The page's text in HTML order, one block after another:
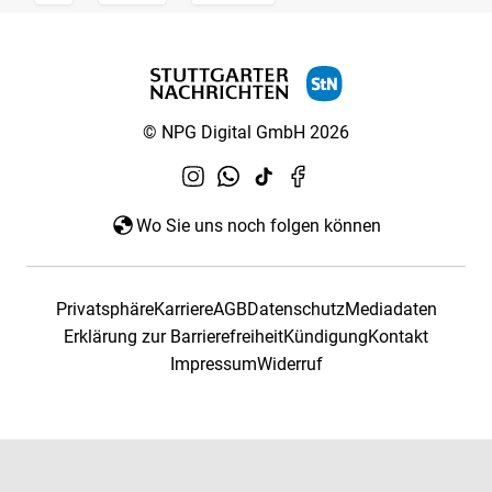
© NPG Digital GmbH 2026
Wo Sie uns noch folgen können
PrivatsphäreKarriereAGBDatenschutzMediadaten
Erklärung zur BarrierefreiheitKündigungKontakt
ImpressumWiderruf